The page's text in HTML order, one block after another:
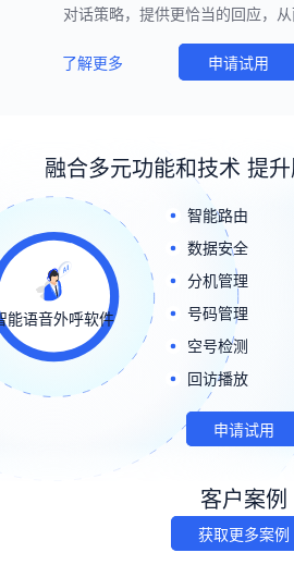
对话策略，提供更恰当的回应，
了解更多 申请试用
融合多元功能和技术 提
能语音外呼软件
智能路由
数据安全
分机管理
号码管理
空号检测
回访播放
申请试用
客户案例
获取更多案例